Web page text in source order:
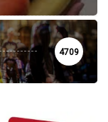
4709